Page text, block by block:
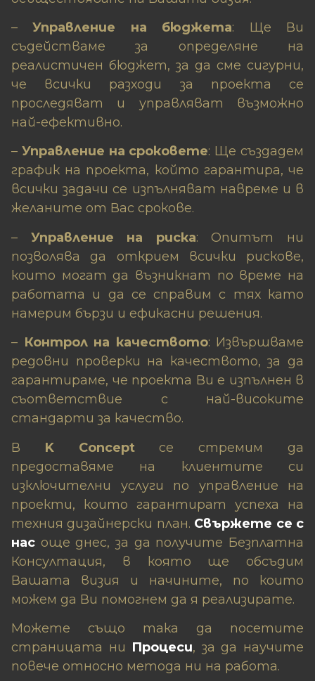
–Управление на бюджета: Ще Ви
съдействаме за определяне на
реалистичен бюджет, за да сме сигурни,
че всички разходи за проекта се
проследяват и управляват възможно
най-ефективно.
– Управление на сроковете: Ще създадем
график на проекта, който гарантира, че
всички задачи се изпълняват навреме и в
желаните от Вас срокове.
– Управление на риска: Опитът ни
позволява да открием всички рискове,
които могат да възникнат по време на
работата и да се справим с тях като
намерим бързи и ефикасни решения.
– Контрол на качеството: Извършваме
редовни проверки на качеството, за да
гарантираме, че проекта Ви е изпълнен в
съответствие с най-високите
стандарти за качество.
В K Concept се стремим да
предоставяме на клиентите си
изключителни услуги по управление на
проекти, които гарантират успеха на
техния дизайнерски план. Свържете се с
нас още днес, за да получите Безплатна
Консултация, в която ще обсъдим
Вашата визия и начините, по които
можем да Ви помогнем да я реализирате.
Можете също така да посетите
страницата ни Процеси, за да научите
повече относно метода ни на работа.